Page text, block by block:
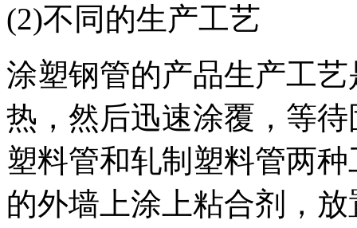
(2)不同的生产工艺
涂塑钢管的产品生产工
热，然后迅速涂覆，等
塑料管和轧制塑料管两
的外墙上涂上粘合剂，